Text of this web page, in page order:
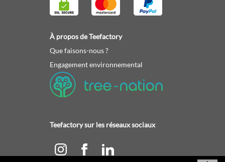
À propos de Teefactory
Que faisons-nous ?
Engagement environnemental
Teefactory sur les réseaux sociaux